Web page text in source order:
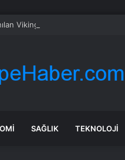
Viking Gemisi, Norveç’in
SAĞLIK TEKNOLOJI